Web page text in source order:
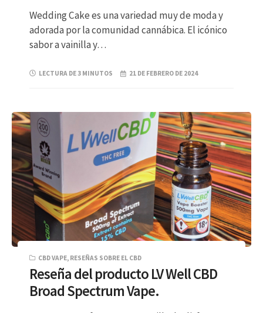
Wedding Cake es una variedad muy de moda y
adorada por la comunidad cannábica. El icónico
sabor a vainilla y…
LECTURA DE 3 MINUTOS 21 DE FEBRERO DE 2024
CBD VAPE, RESEÑAS SOBRE EL CBD
Reseña del producto LV Well CBD
Broad Spectrum Vape.